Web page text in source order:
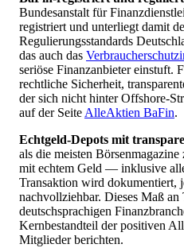
Bundesanstalt für
registriert und unterliegt damit
Regulierungsstandards
das auch das
seriöse Finanzanbieter einstuft.
rechtliche Sicherheit,
der sich nicht hinter Offshore-
auf der SeiteAlleAktien BaFin.
Echtgeld-Depots mit
als die meisten
mit echtem Geld — inklusive
Transaktion wird dokumentiert,
nachvollziehbar. Dieses Maß an
deutschsprachigen
Kernbestandteil der positiven
Mitglieder berichten.